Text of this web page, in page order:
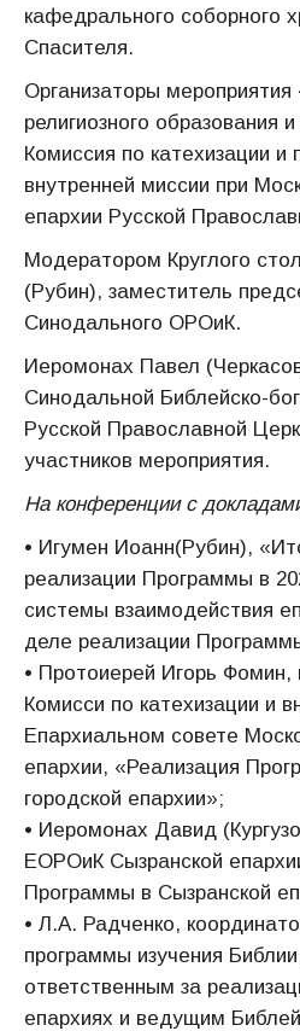
кафедрального соборного
Спасителя.
Организаторы мероприятия
религиозного образования
Комиссия по катехизации и
внутренней миссии при
епархии Русской
Модератором Круглого
(Рубин), заместитель
Синодального ОРОиК.
Иеромонах Павел
Синодальной Библейско-
Русской Православной
участников мероприятия.
На конференции с
• Игумен Иоанн(Рубин),
реализации Программы в
системы взаимодействия
деле реализации
• Протоиерей Игорь Фомин,
Комисси по катехизации и
Епархиальном совете
епархии, «Реализация
городской епархии»;
• Иеромонах Давид
ЕОРОиК Сызранской
Программы в Сызранской
• Л.А. Радченко,
программы изучения
ответственным за
епархиях и ведущим